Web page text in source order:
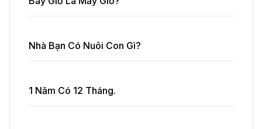
Nhà Bạn Có Nuôi Con Gì?
1 Năm Có 12 Tháng.